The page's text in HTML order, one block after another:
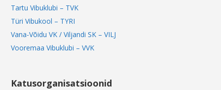
Tartu Vibuklubi – TVK
Türi Vibukool – TYRI
Vana-Võidu VK / Viljandi SK – VILJ
Vooremaa Vibuklubi – VVK
Katusorganisatsioonid